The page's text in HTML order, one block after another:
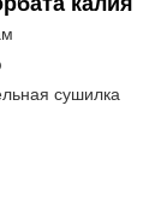
сушилка